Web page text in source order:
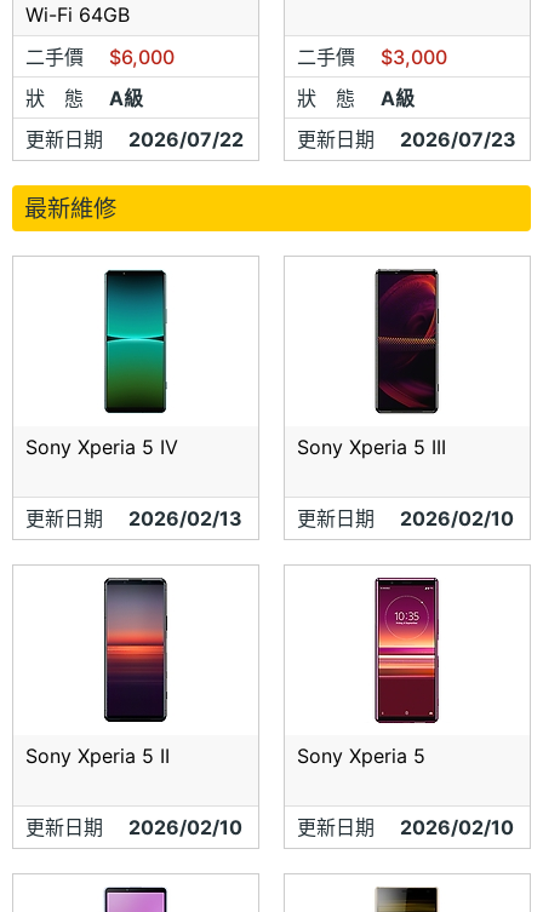
Wi-Fi 64GB
二手價
$6,000
狀 態
A級
更新日期
2026/07/22
二手價
$3,000
狀 態
A級
更新日期
2026/07/23
最新維修
Sony Xperia 5 IV
更新日期 2026/02/13
Sony Xperia 5 III
更新日期 2026/02/10
Sony Xperia 5 II
更新日期 2026/02/10
Sony Xperia 5
更新日期 2026/02/10